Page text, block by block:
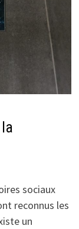
sociaux
reconnus les
un